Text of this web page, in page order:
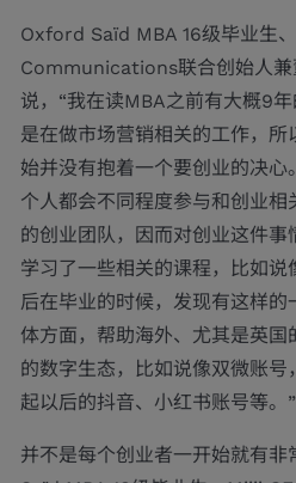
Oxford Saïd MBA 16级毕业生
Communications联合创始人
说，“我在读MBA之前有大概9
是在做市场营销相关的工作，
始并没有抱着一个要创业的决心
个人都会不同程度参与和创业
的创业团队，因而对创业这件
学习了一些相关的课程，比如
后在毕业的时候，发现有这样
体方面，帮助海外、尤其是英国
的数字生态，比如说像双微账
起以后的抖音、小红书账号等。”
并不是每个创业者一开始就有